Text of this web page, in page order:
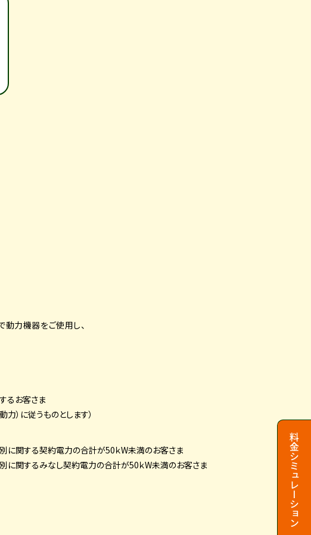
料金
シミュレーション
動力機器をご使用し、
るお客さま
）に従うものとします）
に関する契約電力の合計が50ｋW未満のお客さま
に関するみなし契約電力の合計が50ｋW未満のお客さま